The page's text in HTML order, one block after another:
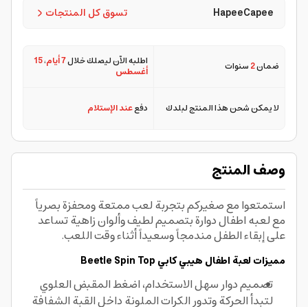
تسوق كل المنتجات HapeeCapee
ضمان2سنوات اطلبه الآن ليصلك خلال7 أيام ،15
أغسطس
لا يمكن شحن هذا المنتج لبلدك دفععند الإستلام
وصف المنتج
استمتعوا مع صغيركم بتجربة لعب ممتعة ومحفزة بصرياً
مع لعبه اطفال دوارة بتصميم لطيف وألوان زاهية تساعد
على إبقاء الطفل مندمجاً وسعيداً أثناء وقت اللعب.
مميزات لعبة اطفال هيبي كابي Beetle Spin Top
تصميم دوار سهل الاستخدام، اضغط المقبض العلوي
لتبدأ الحركة وتدور الكرات الملونة داخل القبة الشفافة